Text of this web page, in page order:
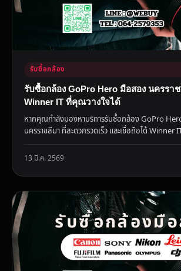
รับซื้อกล้อง
รับซื้อกล้อง GoPro Hero มือสอง นครรา
Winner IT ที่คุณวางใจได้
หากคุณกำลังมองหาบริการรับซื้อกล้อง GoPro
นครราชสีมา ที่สะดวกรวดเร็ว และเชื่อถือได้ Winner
โจ...
13 มี.ค. 2569